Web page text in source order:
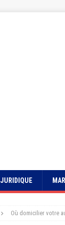
JURIDIQUE
Où domicilier votre